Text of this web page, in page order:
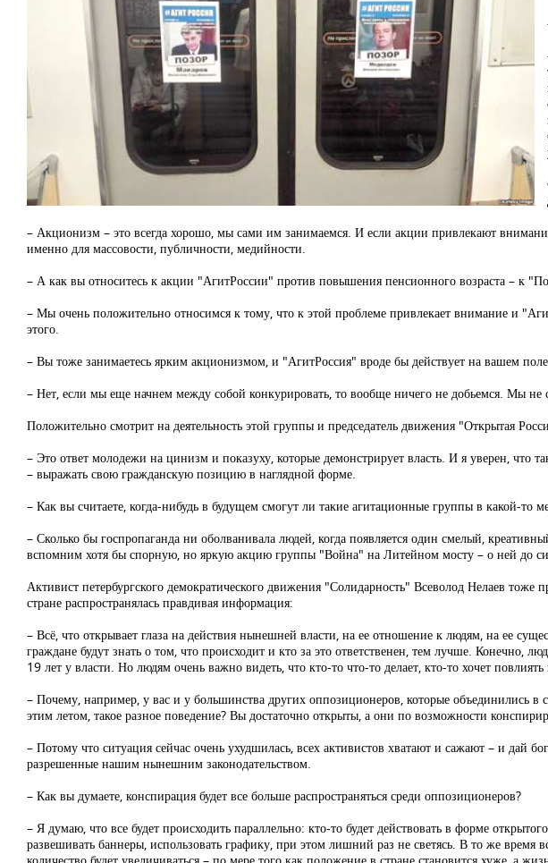
– Акционизм – это всегда хорошо, мы сами им занимаемся. И если акции привлекают
именно для массовости, публичности, медийности.
– А как вы относитесь к акции "АгитРоссии" против повышения пенсионного возраста – к
– Мы очень положительно относимся к тому, что к этой проблеме привлекает внимание и
этого.
– Вы тоже занимаетесь ярким акционизмом, и "АгитРоссия" вроде бы действует на вашем
– Нет, если мы еще начнем между собой конкурировать, то вообще ничего не добьемся. Мы не
Положительно смотрит на деятельность этой группы и председатель движения "Открытая
– Это ответ молодежи на цинизм и показуху, которые демонстрирует власть. И я уверен, что
– выражать свою гражданскую позицию в наглядной форме.
– Как вы считаете, когда-нибудь в будущем смогут ли такие агитационные группы в какой-то
– Сколько бы госпропаганда ни оболванивала людей, когда появляется один смелый,
вспомним хотя бы спорную, но яркую акцию группы "Война" на Литейном мосту – о ней до
Активист петербургского демократического движения "Солидарность" Всеволод Нелаев
стране распространялась правдивая информация:
– Всё, что открывает глаза на действия нынешней власти, на ее отношение к людям, на ее
граждане будут знать о том, что происходит и кто за это ответственен, тем лучше. Конечно,
19 лет у власти. Но людям очень важно видеть, что кто-то что-то делает, кто-то хочет
– Почему, например, у вас и у большинства других оппозиционеров, которые объединились
этим летом, такое разное поведение? Вы достаточно открыты, а они по возможности
– Потому что ситуация сейчас очень ухудшилась, всех активистов хватают и сажают – и дай
разрешенные нашим нынешним законодательством.
– Как вы думаете, конспирация будет все больше распространяться среди оппозиционеров?
– Я думаю, что все будет происходить параллельно: кто-то будет действовать в форме
развешивать баннеры, использовать графику, при этом лишний раз не светясь. В то же время